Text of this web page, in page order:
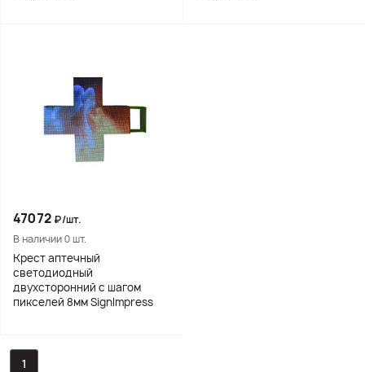
47072 ₽/шт.
В наличии 0 шт.
Крест аптечный
светодиодный
двухсторонний с шагом
пикселей 8мм SignImpress
1